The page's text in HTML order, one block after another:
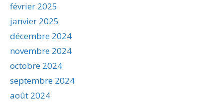
février 2025
janvier 2025
décembre 2024
novembre 2024
octobre 2024
septembre 2024
août 2024